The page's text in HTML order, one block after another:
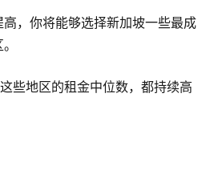
，你将能够选择新加坡一些最成
些地区的租金中位数，都持续高